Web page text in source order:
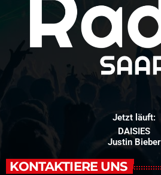
Jetzt läuft:
DAISIES
Justin Bieber
KONTAKTIERE UNS